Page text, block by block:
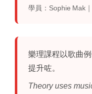
學員：Sophie Mak｜
樂理課程 以歌曲
提升咗。
Theory uses